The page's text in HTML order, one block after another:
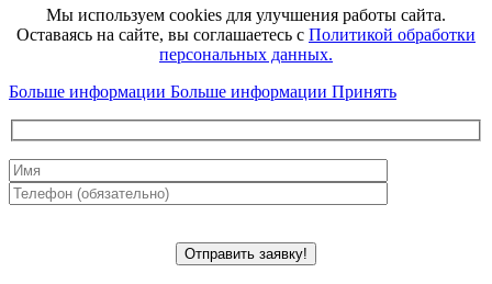
Мы используем cookies для улучшения работы сайта.
Оставаясь на сайте, вы соглашаетесь с Политикой обработки
персональных данных.
Больше информации Больше информации Принять